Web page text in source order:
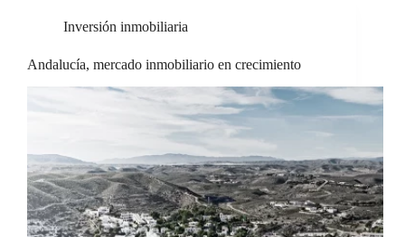
Inversión inmobiliaria
Andalucía, mercado inmobiliario en crecimiento